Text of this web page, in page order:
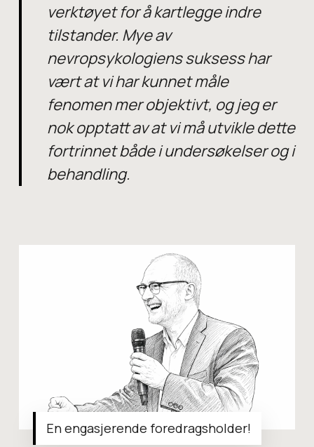
verktøyet for å kartlegge indre
tilstander. Mye av
nevropsykologiens suksess har
vært at vi har kunnet måle
fenomen mer objektivt, og jeg er
nok opptatt av at vi må utvikle dette
fortrinnet både i undersøkelser og i
behandling.
En engasjerende foredragsholder!